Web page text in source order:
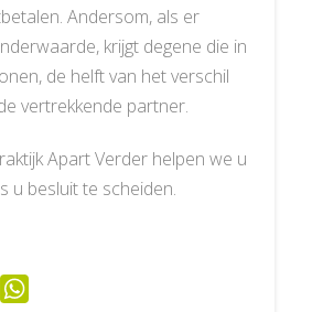
Andersom, als er
krijgt degene die in
de helft van het verschil
vertrekkende partner.
Apart Verder helpen we u
u besluit te scheiden.
LinkedIn